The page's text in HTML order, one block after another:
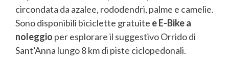
circondata da azalee, rododendri, palme e camelie.
Sono disponibili biciclette gratuite e E-Bike a
noleggio per esplorare il suggestivo Orrido di
Sant’Anna lungo 8 km di piste ciclopedonali.